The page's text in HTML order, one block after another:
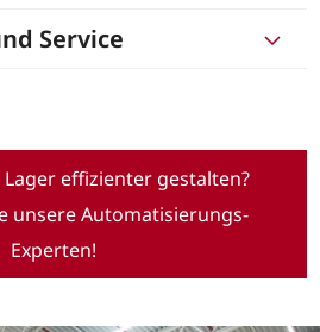
Service
effizienter gestalten?
unsere Automatisierungs-
Experten!